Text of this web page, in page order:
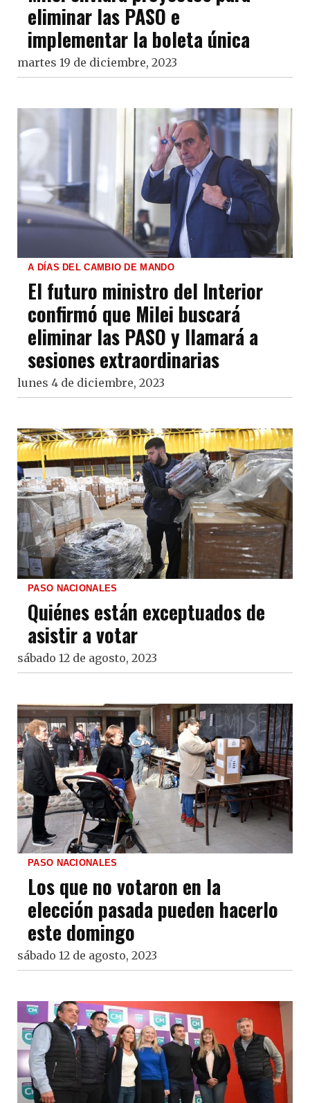
eliminar las PASO e
implementar la boleta única
martes 19 de diciembre, 2023
A DÍAS DEL CAMBIO DE MANDO
El futuro ministro del Interior
confirmó que Milei buscará
eliminar las PASO y llamará a
sesiones extraordinarias
lunes 4 de diciembre, 2023
PASO NACIONALES
Quiénes están exceptuados de
asistir a votar
sábado 12 de agosto, 2023
PASO NACIONALES
Los que no votaron en la
elección pasada pueden hacerlo
este domingo
sábado 12 de agosto, 2023